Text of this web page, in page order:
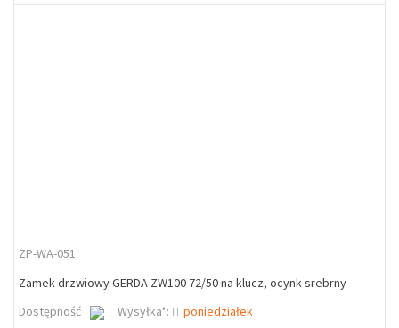
ZP-WA-051
Zamek drzwiowy GERDA ZW100 72/50 na klucz, ocynk srebrny
Dostępność
Wysyłka*: poniedziałek